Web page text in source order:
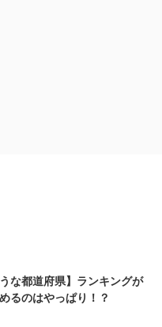
な都道府県】ランキングが
るのはやっぱり！？